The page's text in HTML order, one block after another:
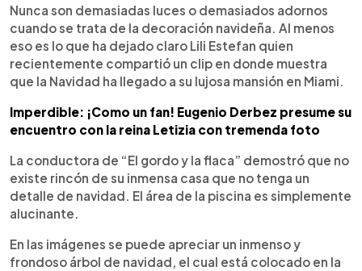
Escuchar artículo
Nunca son demasiadas luces o demasiados adornos
cuando se trata de la decoración navideña. Al menos
eso es lo que ha dejado claro Lili Estefan quien
recientemente compartió un clip en donde muestra
que la Navidad ha llegado a su lujosa mansión en Miami.
Imperdible: ¡Como un fan! Eugenio Derbez presume su
encuentro con la reina Letizia con tremenda foto
La conductora de “El gordo y la flaca” demostró que no
existe rincón de su inmensa casa que no tenga un
detalle de navidad. El área de la piscina es simplemente
alucinante.
En las imágenes se puede apreciar un inmenso y
frondoso árbol de navidad, el cual está colocado en la